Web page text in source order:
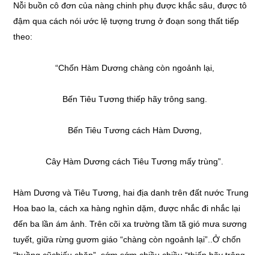
Nỗi buồn cô đơn của nàng chinh phụ được khắc sâu, được tô
đậm qua cách nói ước lệ tượng trưng ở đoạn song thất tiếp
theo:
“Chốn Hàm Dương chàng còn ngoảnh lại,
Bến Tiêu Tương thiếp hãy trông sang.
Bến Tiêu Tương cách Hàm Dương,
Cây Hàm Dương cách Tiêu Tương mấy trùng”.
Hàm Dương và Tiêu Tương, hai địa danh trên đất nước Trung
Hoa bao la, cách xa hàng nghìn dặm, được nhắc đi nhắc lại
đến ba lần ám ảnh. Trên cõi xa trường tầm tã gió mưa sương
tuyết, giữa rừng gươm giáo “chàng còn ngoảnh lại”..Ở chốn